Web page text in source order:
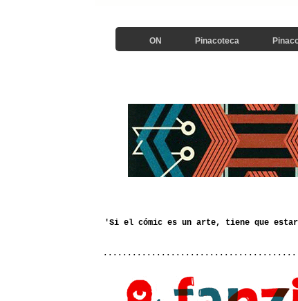
ON Pinacoteca